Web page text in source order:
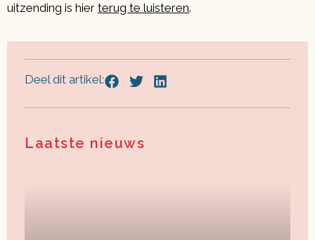
uitzending is hier terug te luisteren.
Deel dit artikel:
Laatste nieuws